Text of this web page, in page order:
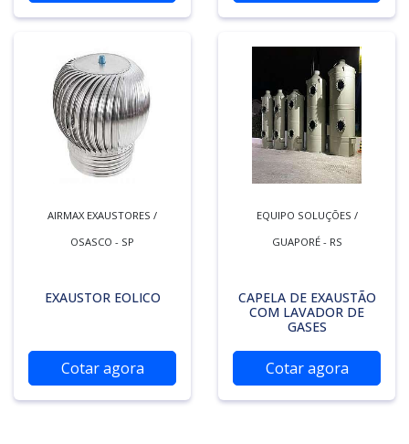
AIRMAX EXAUSTORES /
OSASCO - SP
EXAUSTOR EOLICO
Cotar agora
EQUIPO SOLUÇÕES /
GUAPORÉ - RS
CAPELA DE EXAUSTÃO
COM LAVADOR DE
GASES
Cotar agora